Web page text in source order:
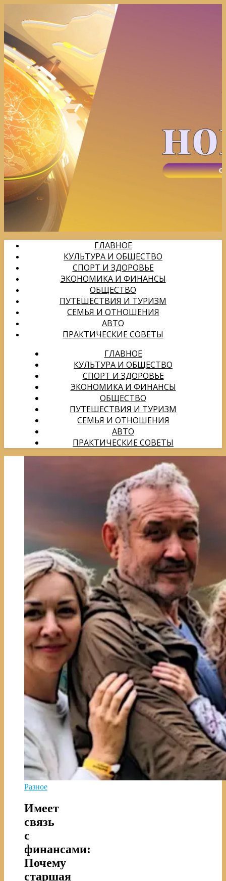
ГЛАВНОЕ
КУЛЬТУРА И ОБЩЕСТВО
СПОРТ И ЗДОРОВЬЕ
ЭКОНОМИКА И ФИНАНСЫ
ОБЩЕСТВО
ПУТЕШЕСТВИЯ И ТУРИЗМ
СЕМЬЯ И ОТНОШЕНИЯ
АВТО
ПРАКТИЧЕСКИЕ СОВЕТЫ
ГЛАВНОЕ
КУЛЬТУРА И ОБЩЕСТВО
СПОРТ И ЗДОРОВЬЕ
ЭКОНОМИКА И ФИНАНСЫ
ОБЩЕСТВО
ПУТЕШЕСТВИЯ И ТУРИЗМ
СЕМЬЯ И ОТНОШЕНИЯ
АВТО
ПРАКТИЧЕСКИЕ СОВЕТЫ
Разное
Имеет
связь
с
финансами:
Почему
старшая